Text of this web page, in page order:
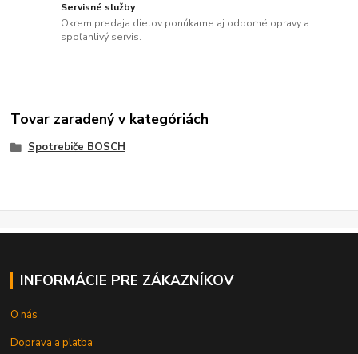
Servisné služby
Okrem predaja dielov ponúkame aj odborné opravy a
spoľahlivý servis.
Tovar zaradený v kategóriách
Spotrebiče BOSCH
INFORMÁCIE PRE ZÁKAZNÍKOV
O nás
Doprava a platba